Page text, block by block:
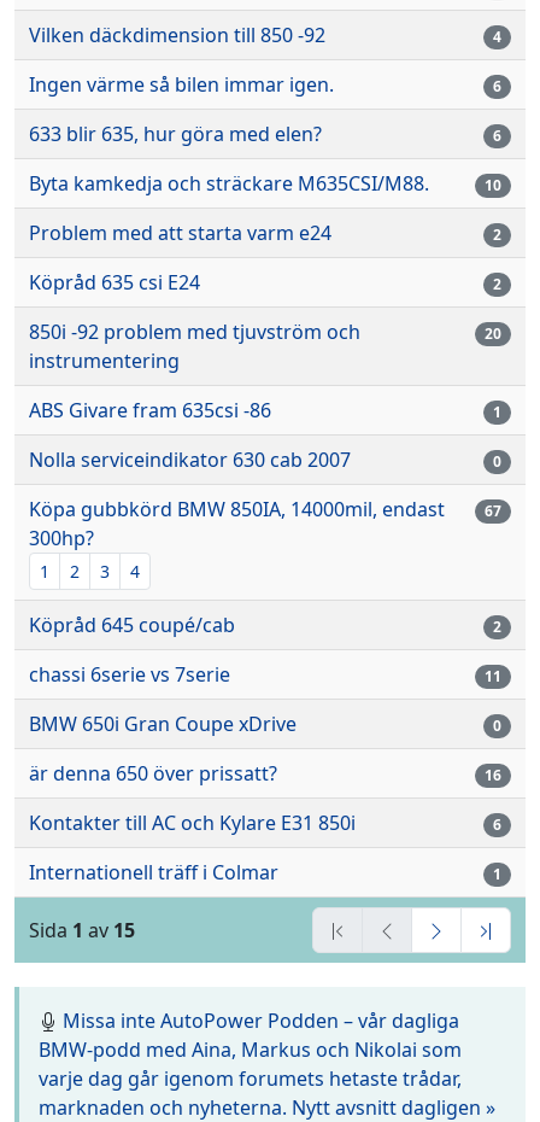
Vilken däckdimension till 850 -92 4
Ingen värme så bilen immar igen. 6
633 blir 635, hur göra med elen? 6
Byta kamkedja och sträckare M635CSI/M88. 10
Problem med att starta varm e24 2
Köpråd 635 csi E24 2
850i -92 problem med tjuvström och
instrumentering
20
ABS Givare fram 635csi -86 1
Nolla serviceindikator 630 cab 2007 0
Köpa gubbkörd BMW 850IA, 14000mil, endast
300hp?
1 2 3 4
67
Köpråd 645 coupé/cab 2
chassi 6serie vs 7serie 11
BMW 650i Gran Coupe xDrive 0
är denna 650 över prissatt? 16
Kontakter till AC och Kylare E31 850i 6
Internationell träff i Colmar 1
Sida 1 av 15
Missa inte AutoPower Podden – vår dagliga
BMW-podd med Aina, Markus och Nikolai som
varje dag går igenom forumets hetaste trådar,
marknaden och nyheterna. Nytt avsnitt dagligen »